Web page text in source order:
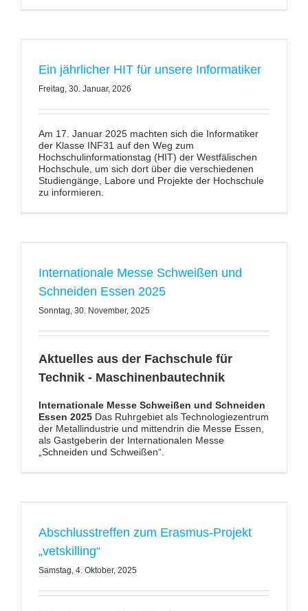
Hier g t 's d irek t zur An e d ng!
Ein jährlicher HIT für unsere Informatiker
Freitag, 30. Januar, 2026
Am 17. Januar 2025 machten sich die Informatiker
der Klasse INF31 auf den Weg zum
Hochschulinformationstag (HIT) der Westfälischen
Hochschule, um sich dort über die verschiedenen
Studiengänge, Labore und Projekte der Hochschule
zu informieren.
Internationale Messe Schweißen und
Schneiden Essen 2025
Sonntag, 30. November, 2025
Aktuelles aus der Fachschule für
Technik - Maschinenbautechnik
Internationale Messe Schweißen und Schneiden
Essen 2025Das Ruhrgebiet als Technologiezentrum
der Metallindustrie und mittendrin die Messe Essen,
als Gastgeberin der Internationalen Messe
„Schneiden und Schweißen“.
Abschlusstreffen zum Erasmus-Projekt
„vetskilling“
Samstag, 4. Oktober, 2025